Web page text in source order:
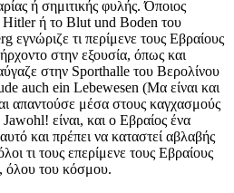
ή σημιτικής φυλής. Όποιος
ή το Blut und Boden του
εγνώριζε τι περίμενε τους Eβραίους
στην εξουσία, όπως και
στην Sporthalle του Bερολίνου
auch ein Lebewesen (Mα είναι και
απαντούσε μέσα στους καγχασμούς
είναι, και ο Eβραίος ένα
και πρέπει να καταστεί αβλαβής
τι τους επερίμενε τους Eβραίους
όλου του κόσμου.